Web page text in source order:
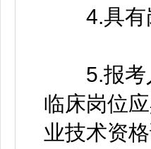
4.具有岗
5.报考人
临床岗位
业技术资